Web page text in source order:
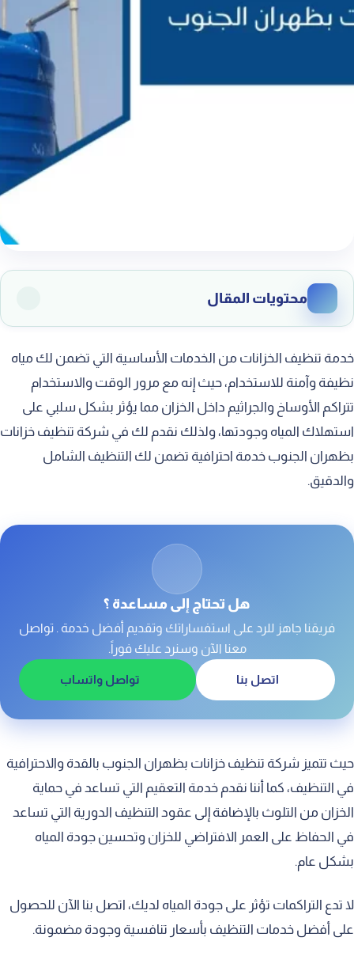
محتويات المقال
افضل شركة تنظيف خزانات بظهران الجنوب
شركة غسيل خزانات بظهران الجنوب
تنظيف خزانات المياه بظهران الجنوب
تنظيف خزان الماء بظهران الجنوب
تنظيف خزان علوي بظهران الجنوب
اسعار تنظيف خزانات المياه بظهران الجنوب
خدمة تنظيف الخزانات من الخدمات الأساسية التي تضمن لك مياه
نظيفة وآمنة للاستخدام، حيث إنه مع مرور الوقت والاستخدام
تتراكم الأوساخ والجراثيم داخل الخزان مما يؤثر بشكل سلبي على
استهلاك المياه وجودتها، ولذلك نقدم لك في شركة تنظيف خزانات
بظهران الجنوب خدمة احترافية تضمن لك التنظيف الشامل
والدقيق.
هل تحتاج إلى مساعدة ؟
فريقنا جاهز للرد على استفساراتك وتقديم أفضل خدمة . تواصل
معنا الآن وسنرد عليك فوراً.
اتصل بنا تواصل واتساب
حيث تتميز شركة تنظيف خزانات بظهران الجنوب بالقدة والاحترافية
في التنظيف، كما أننا نقدم خدمة التعقيم التي تساعد في حماية
الخزان من التلوث بالإضافة إلى عقود التنظيف الدورية التي تساعد
في الحفاظ على العمر الافتراضي للخزان وتحسين جودة المياه
بشكل عام.
لا تدع التراكمات تؤثر على جودة المياه لديك، اتصل بنا الآن للحصول
على أفضل خدمات التنظيف بأسعار تنافسية وجودة مضمونة.